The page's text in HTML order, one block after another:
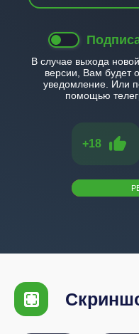
В случае выхода
версии, Вам будет
уведомление. Или
помощью
+18